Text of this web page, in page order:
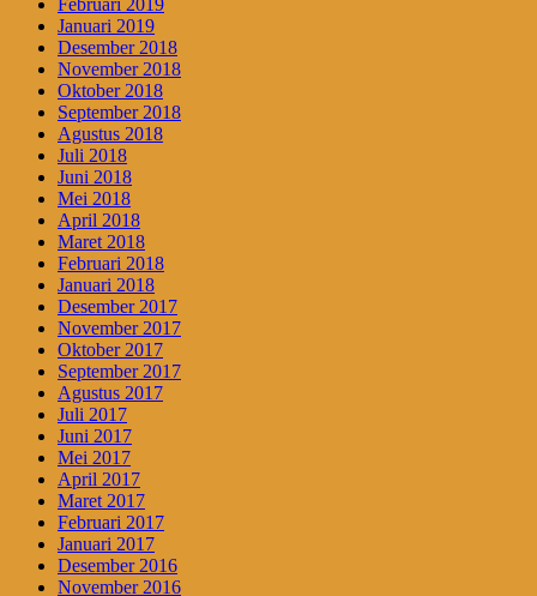
Januari 2019
Desember 2018
November 2018
Oktober 2018
September 2018
Agustus 2018
Juli 2018
Juni 2018
Mei 2018
April 2018
Maret 2018
Februari 2018
Januari 2018
Desember 2017
November 2017
Oktober 2017
September 2017
Agustus 2017
Juli 2017
Juni 2017
Mei 2017
April 2017
Maret 2017
Februari 2017
Januari 2017
Desember 2016
November 2016